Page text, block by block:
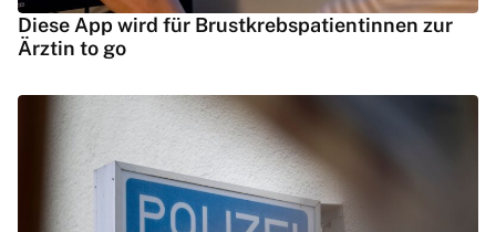
Diese App wird für Brustkrebspatientinnen zur
Ärztin to go